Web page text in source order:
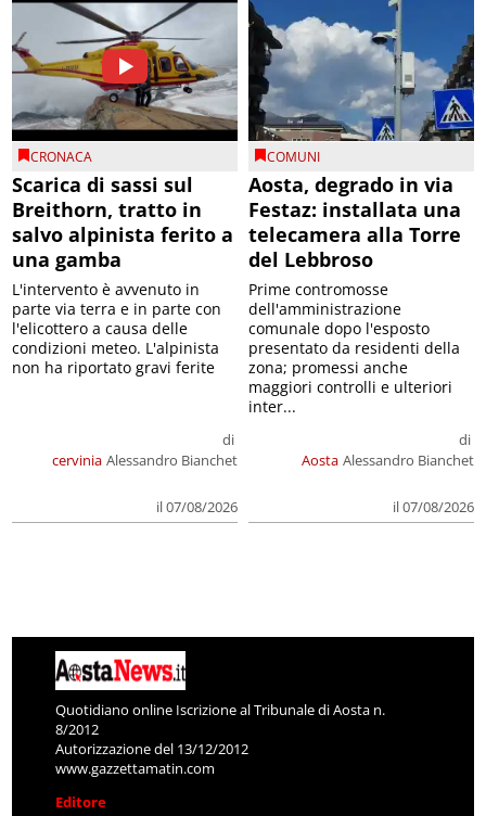
CRONACA
Scarica di sassi sul
Breithorn, tratto in
salvo alpinista ferito a
una gamba
cervinia
di
Alessandro Bianchet
il 07/08/2026
L'intervento è avvenuto in
parte via terra e in parte con
l'elicottero a causa delle
condizioni meteo. L'alpinista
non ha riportato gravi ferite
COMUNI
Aosta, degrado in via
Festaz: installata una
telecamera alla Torre
del Lebbroso
Aosta
di
Alessandro Bianchet
il 07/08/2026
Prime contromosse
dell'amministrazione
comunale dopo l'esposto
presentato da residenti della
zona; promessi anche
maggiori controlli e ulteriori
inter...
Quotidiano online Iscrizione al Tribunale di Aosta n.
8/2012
Autorizzazione del 13/12/2012
www.gazzettamatin.com
Editore